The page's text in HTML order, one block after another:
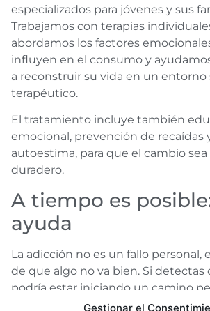
Gestionar el
especializados para jóvenes y sus
Trabajamos con terapias
abordamos los factores
influyen en el consumo y
a reconstruir su vida en un entorno
terapéutico.
El tratamiento incluye también
emocional, prevención de recaídas
autoestima, para que el cambio sea
duradero.
A tiempo es
ayuda
La adicción no es un fallo personal,
de que algo no va bien. Si detectas
podría estar iniciando un camino
drogas, contacta con nosotros.